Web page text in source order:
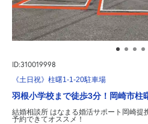
ID:310019998
《土日祝》柱曙1-1-20駐車場
羽根小学校まで徒歩3分！岡崎市柱
結婚相談所 はなまる婚活サポート岡崎提
予約できてオススメ！